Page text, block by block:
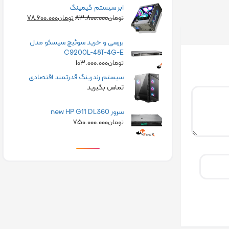
ابر سیستم گیمینگ
تومان۸۳.۸۰۰.۰۰۰تومان۷۸.۶۰۰.۰۰۰
بررسی و خرید سوئیچ سیسکو مدل
C9200L-48T-4G-E
تومان۱۰۳.۰۰۰.۰۰۰
سیستم رندرینگ قدرتمند اقتصادی
تماس بگیرید
سرور new HP G11 DL360
تومان۷۵۰.۰۰۰.۰۰۰